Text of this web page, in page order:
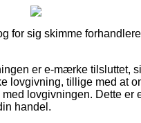
for sig skimme
er e-mærke tilsluttet,
lovgivning, tillige med at
lovgivningen. Dette er
handel.